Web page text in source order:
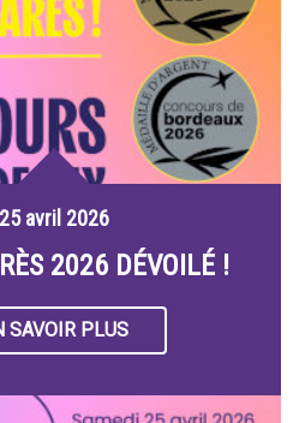
25 avril 2026
2026 DÉVOILÉ !
SAVOIR PLUS